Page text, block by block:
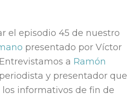
liderar
el episodio 45 de nuestro
presentado por Víctor
a Ramón
y presentador que
informativos de fin de